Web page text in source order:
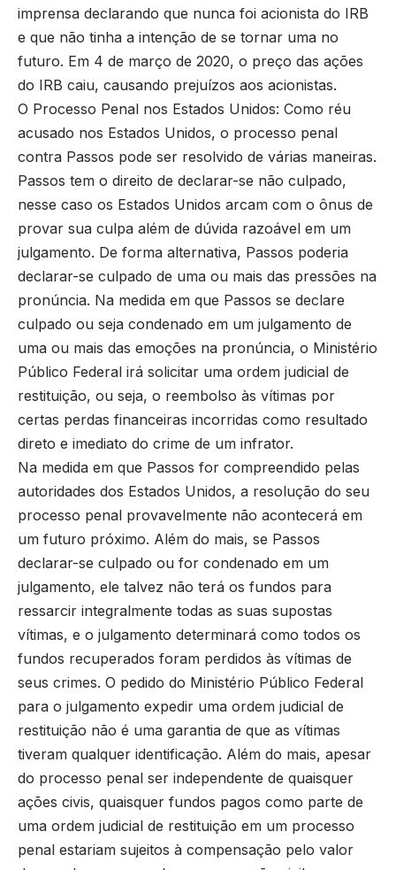
imprensa declarando que nunca foi acionista do IRB
e que não tinha a intenção de se tornar uma no
futuro. Em 4 de março de 2020, o preço das ações
do IRB caiu, causando prejuízos aos acionistas.
O Processo Penal nos Estados Unidos: Como réu
acusado nos Estados Unidos, o processo penal
contra Passos pode ser resolvido de várias maneiras.
Passos tem o direito de declarar-se não culpado,
nesse caso os Estados Unidos arcam com o ônus de
provar sua culpa além de dúvida razoável em um
julgamento. De forma alternativa, Passos poderia
declarar-se culpado de uma ou mais das pressões na
pronúncia. Na medida em que Passos se declare
culpado ou seja condenado em um julgamento de
uma ou mais das emoções na pronúncia, o Ministério
Público Federal irá solicitar uma ordem judicial de
restituição, ou seja, o reembolso às vítimas por
certas perdas financeiras incorridas como resultado
direto e imediato do crime de um infrator.
Na medida em que Passos for compreendido pelas
autoridades dos Estados Unidos, a resolução do seu
processo penal provavelmente não acontecerá em
um futuro próximo. Além do mais, se Passos
declarar-se culpado ou for condenado em um
julgamento, ele talvez não terá os fundos para
ressarcir integralmente todas as suas supostas
vítimas, e o julgamento determinará como todos os
fundos recuperados foram perdidos às vítimas de
seus crimes. O pedido do Ministério Público Federal
para o julgamento expedir uma ordem judicial de
restituição não é uma garantia de que as vítimas
tiveram qualquer identificação. Além do mais, apesar
do processo penal ser independente de quaisquer
ações civis, quaisquer fundos pagos como parte de
uma ordem judicial de restituição em um processo
penal estariam sujeitos à compensação pelo valor